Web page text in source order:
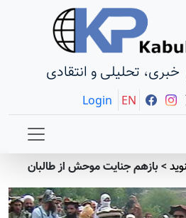
خبری، تحلیلی و انتقادی
Login EN
>بازهم جنایت موحش از طالبان